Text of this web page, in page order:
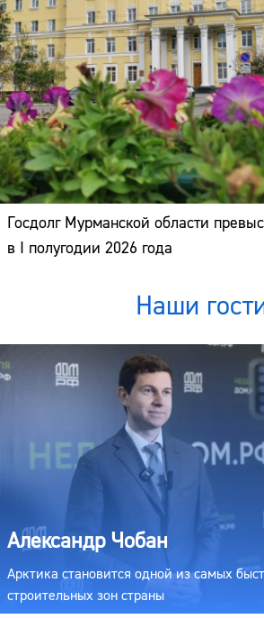
Госдолг Мурманской области
в I полугодии 2026 года
Наши
Александр Чобан
Арктика становится одной из самых
строительных зон страны